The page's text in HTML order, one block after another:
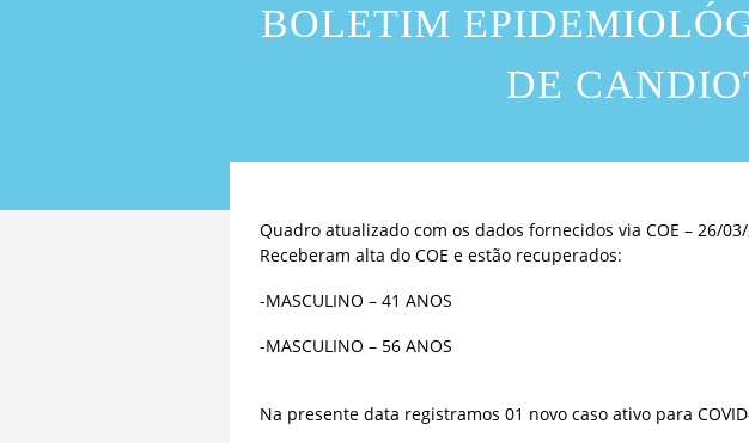
BOLETIM
DE
Quadro atualizado com os dados fornecidos via COE – 26/03/
Receberam alta do COE e estão recuperados:
-MASCULINO – 41 ANOS
-MASCULINO – 56 ANOS
Na presente data registramos 01 novo caso ativo para